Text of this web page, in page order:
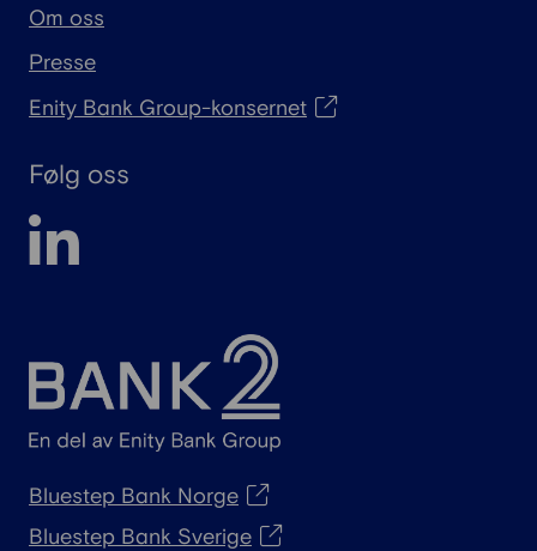
Om oss
Presse
Enity Bank Group-konsernet
Følg oss
Bluestep Bank Norge
Bluestep Bank Sverige